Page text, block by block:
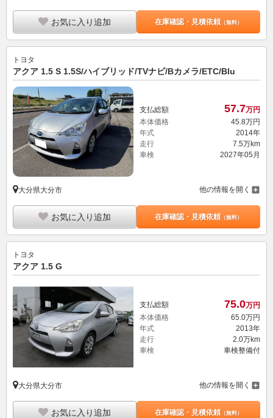
お気に入り追加 在庫確認・見積依頼（無料）
トヨタ
アクア 1.5 S 1.5S/ハイブリッド/TVナビ/Bカメラ/ETC/Blu
支払総額 57.7万円
本体価格
45.8万円
年式
2014年
走行
7.5万km
車検
2027年05月
大分県大分市 他の情報を開く
お気に入り追加 在庫確認・見積依頼（無料）
トヨタ
アクア 1.5 G
支払総額 75.0万円
本体価格
65.0万円
年式
2013年
走行
2.0万km
車検
車検整備付
大分県大分市 他の情報を開く
お気に入り追加 在庫確認・見積依頼（無料）